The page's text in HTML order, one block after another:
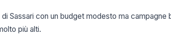
Sassari con un budget modesto ma campagne
più alti.